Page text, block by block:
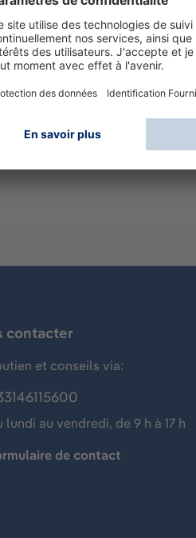
contacter
et conseils via:
lundi au vendredi, de 9 h à 17 h
de contact